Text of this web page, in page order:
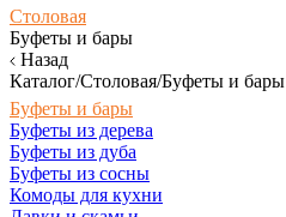
Столовая
Буфеты и бары
Назад
Каталог/Столовая/Буфеты и бары
Буфеты и бары
Буфеты из дерева
Буфеты из дуба
Буфеты из сосны
Комоды для кухни